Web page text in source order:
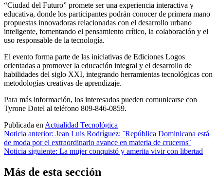
“Ciudad del Futuro” promete ser una experiencia interactiva y
educativa, donde los participantes podrán conocer de primera mano
propuestas innovadoras relacionadas con el desarrollo urbano
inteligente, fomentando el pensamiento crítico, la colaboración y el
uso responsable de la tecnología.
El evento forma parte de las iniciativas de Ediciones Logos
orientadas a promover la educación integral y el desarrollo de
habilidades del siglo XXI, integrando herramientas tecnológicas con
metodologías creativas de aprendizaje.
Para más información, los interesados pueden comunicarse con
Tyrone Dotel al teléfono 809-846-0859.
Publicada en Actualidad Tecnológica
Navegación
de
Noticia anterior: Jean Luis Rodríguez: ¨República Dominicana está
de moda por el extraordinario avance en materia de cruceros¨
Noticia siguiente: La mujer conquistó y amerita vivir con libertad
Más de esta sección